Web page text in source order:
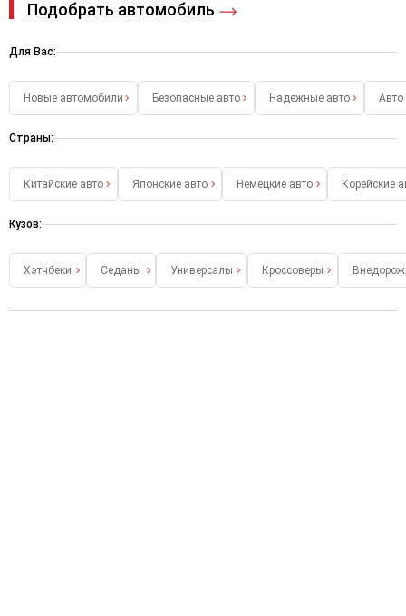
Подобрать автомобиль
Для Вас:
Новые автомобили Безопасные авто Надежные авто
Страны:
Китайские авто Японские авто Немецкие авто Корейские
Кузов:
Хэтчбеки Седаны Универсалы Кроссоверы